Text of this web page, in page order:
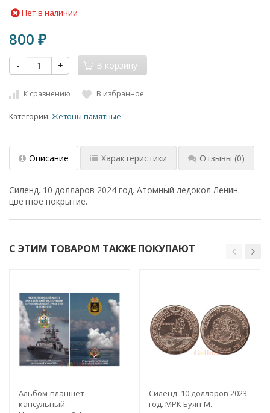
Нет в наличии
800 ₽
- + В корзину
К сравнению В избранное
Категории: Жетоны памятные
Описание Характеристики Отзывы (0)
Силенд. 10 долларов 2024 год. Атомный ледокол Ленин.
цветное покрытие.
С ЭТИМ ТОВАРОМ ТАКЖЕ ПОКУПАЮТ
Альбом-планшет
капсульный.
Силенд. 10 долларов 2023
год. МРК Буян-М.